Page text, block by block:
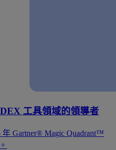
工具領域的領導者
年 Gartner® Magic Quadrant™